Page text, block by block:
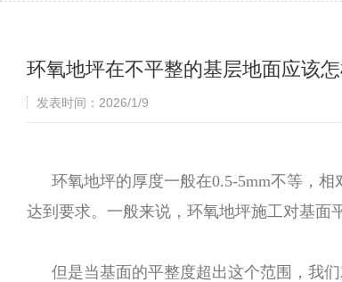
环氧地坪在不平整的基层地面应该
发表时间：2026/1/9
环氧地坪的厚度一般在0.5-5mm不等，
达到要求。一般来说，环氧地坪施工对基面
但是当基面的平整度超出这个范围，我